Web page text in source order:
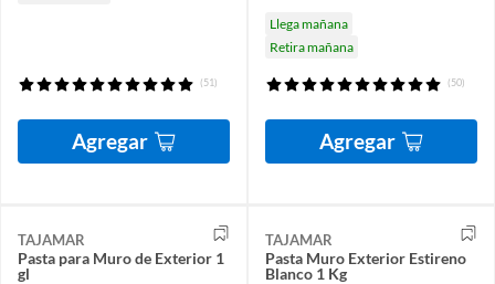
(51)
Agregar
Llega mañana
Retira mañana
(50)
Agregar
TAJAMAR
Pasta para Muro de Exterior 1
gl
TAJAMAR
Pasta Muro Exterior Estireno
Blanco 1 Kg